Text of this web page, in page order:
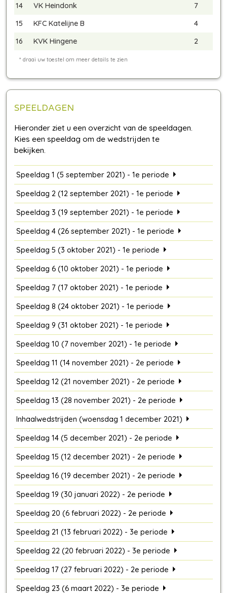
14
VK Heindonk
7
15
KFC Katelijne B
4
16
KVK Hingene 2
SPEELDAGEN
Speeldag 1 (5 september 2021) - 1e periode
Speeldag 2 (12 september 2021) - 1e periode
Speeldag 3 (19 september 2021) - 1e periode
Speeldag 4 (26 september 2021) - 1e periode
Speeldag 5 (3 oktober 2021) - 1e periode
Speeldag 6 (10 oktober 2021) - 1e periode
Speeldag 7 (17 oktober 2021) - 1e periode
Speeldag 8 (24 oktober 2021) - 1e periode
Speeldag 9 (31 oktober 2021) - 1e periode
Speeldag 10 (7 november 2021) - 1e periode
Speeldag 11 (14 november 2021) - 2e periode
Speeldag 12 (21 november 2021) - 2e periode
Speeldag 13 (28 november 2021) - 2e periode
Inhaalwedstrijden (woensdag 1 december 2021)
Speeldag 14 (5 december 2021) - 2e periode
Speeldag 15 (12 december 2021) - 2e periode
Speeldag 16 (19 december 2021) - 2e periode
Speeldag 19 (30 januari 2022) - 2e periode
Speeldag 20 (6 februari 2022) - 2e periode
Speeldag 21 (13 februari 2022) - 3e periode
Speeldag 22 (20 februari 2022) - 3e periode
Speeldag 17 (27 februari 2022) - 2e periode
Speeldag 23 (6 maart 2022) - 3e periode